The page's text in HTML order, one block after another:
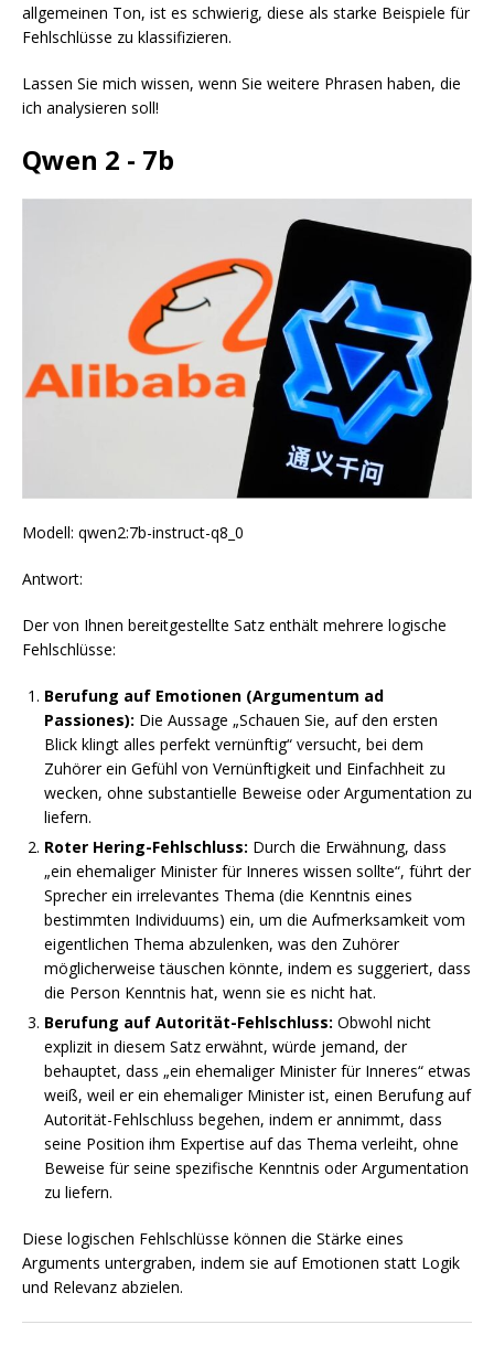
allgemeinen Ton, ist es schwierig, diese als starke Beispiele für
Fehlschlüsse zu klassifizieren.
Lassen Sie mich wissen, wenn Sie weitere Phrasen haben, die
ich analysieren soll!
Qwen 2 - 7b
Modell: qwen2:7b-instruct-q8_0
Antwort:
Der von Ihnen bereitgestellte Satz enthält mehrere logische
Fehlschlüsse:
Berufung auf Emotionen (Argumentum ad
Passiones): Die Aussage „Schauen Sie, auf den ersten
Blick klingt alles perfekt vernünftig“ versucht, bei dem
Zuhörer ein Gefühl von Vernünftigkeit und Einfachheit zu
wecken, ohne substantielle Beweise oder Argumentation zu
liefern.
Roter Hering-Fehlschluss: Durch die Erwähnung, dass
„ein ehemaliger Minister für Inneres wissen sollte“, führt der
Sprecher ein irrelevantes Thema (die Kenntnis eines
bestimmten Individuums) ein, um die Aufmerksamkeit vom
eigentlichen Thema abzulenken, was den Zuhörer
möglicherweise täuschen könnte, indem es suggeriert, dass
die Person Kenntnis hat, wenn sie es nicht hat.
Berufung auf Autorität-Fehlschluss: Obwohl nicht
explizit in diesem Satz erwähnt, würde jemand, der
behauptet, dass „ein ehemaliger Minister für Inneres“ etwas
weiß, weil er ein ehemaliger Minister ist, einen Berufung auf
Autorität-Fehlschluss begehen, indem er annimmt, dass
seine Position ihm Expertise auf das Thema verleiht, ohne
Beweise für seine spezifische Kenntnis oder Argumentation
zu liefern.
Diese logischen Fehlschlüsse können die Stärke eines
Arguments untergraben, indem sie auf Emotionen statt Logik
und Relevanz abzielen.